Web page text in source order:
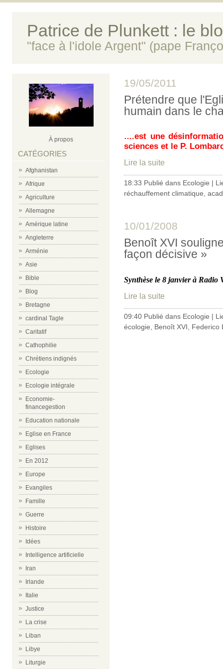
Patrice de Plunkett : le
"face à l'idole Argent" (pape
À propos
CATÉGORIES
Afghanistan
Afrique
Agriculture
Allemagne
Amérique latine
Angleterre
Arménie
Asie
Bible
Blog
Bretagne
cardinal Tagle
Caritatif
Cathophilie
Chrétiens indignés
Ecologie
Ecologie intégrale
Economie-
financegestion
Education nationale
Eglise en France
Eglises
En 2012
Europe
Evangiles
Famille
Guerre
Histoire
Idées
Intelligence artificielle
Iran
Irlande
Italie
Justice
La crise
Liban
Libye
Liturgie
19/05/2011
Prétendre que
humain dans le
….est une
sciences et le P.
Lire la suite
18:33 Publié dans Ecologie |
réchauffement climatique
10/01/2008
Benoît XVI
façon décisive »
Synthèse le 8 janvier à Radio
Lire la suite
09:40 Publié dans Ecologie |
écologie
Benoît XVI Federico